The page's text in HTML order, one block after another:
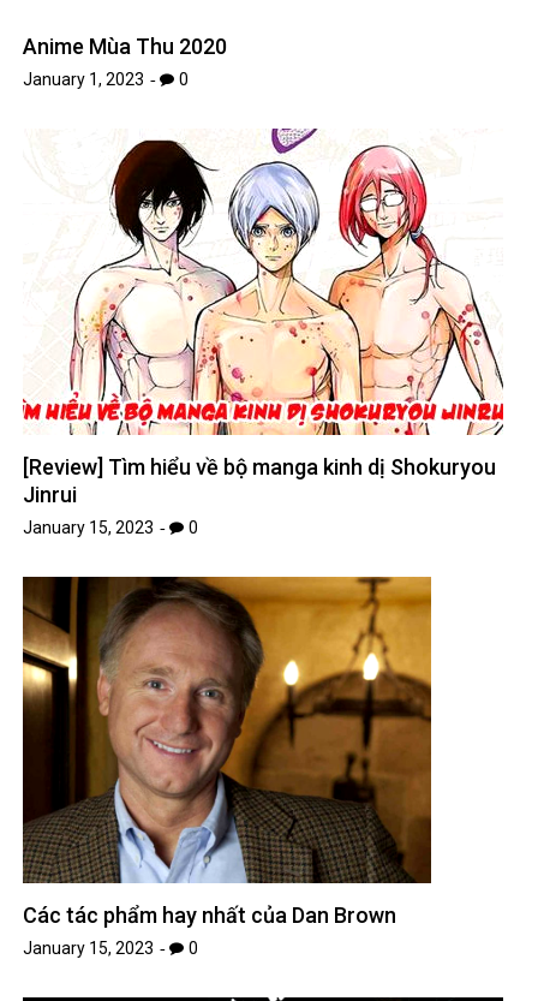
Anime Mùa Thu 2020
January 1, 2023 0
[Review] Tìm hiểu về bộ manga kinh dị Shokuryou
Jinrui
January 15, 2023 0
Các tác phẩm hay nhất của Dan Brown
January 15, 2023 0